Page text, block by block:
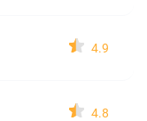
4.9
4.8